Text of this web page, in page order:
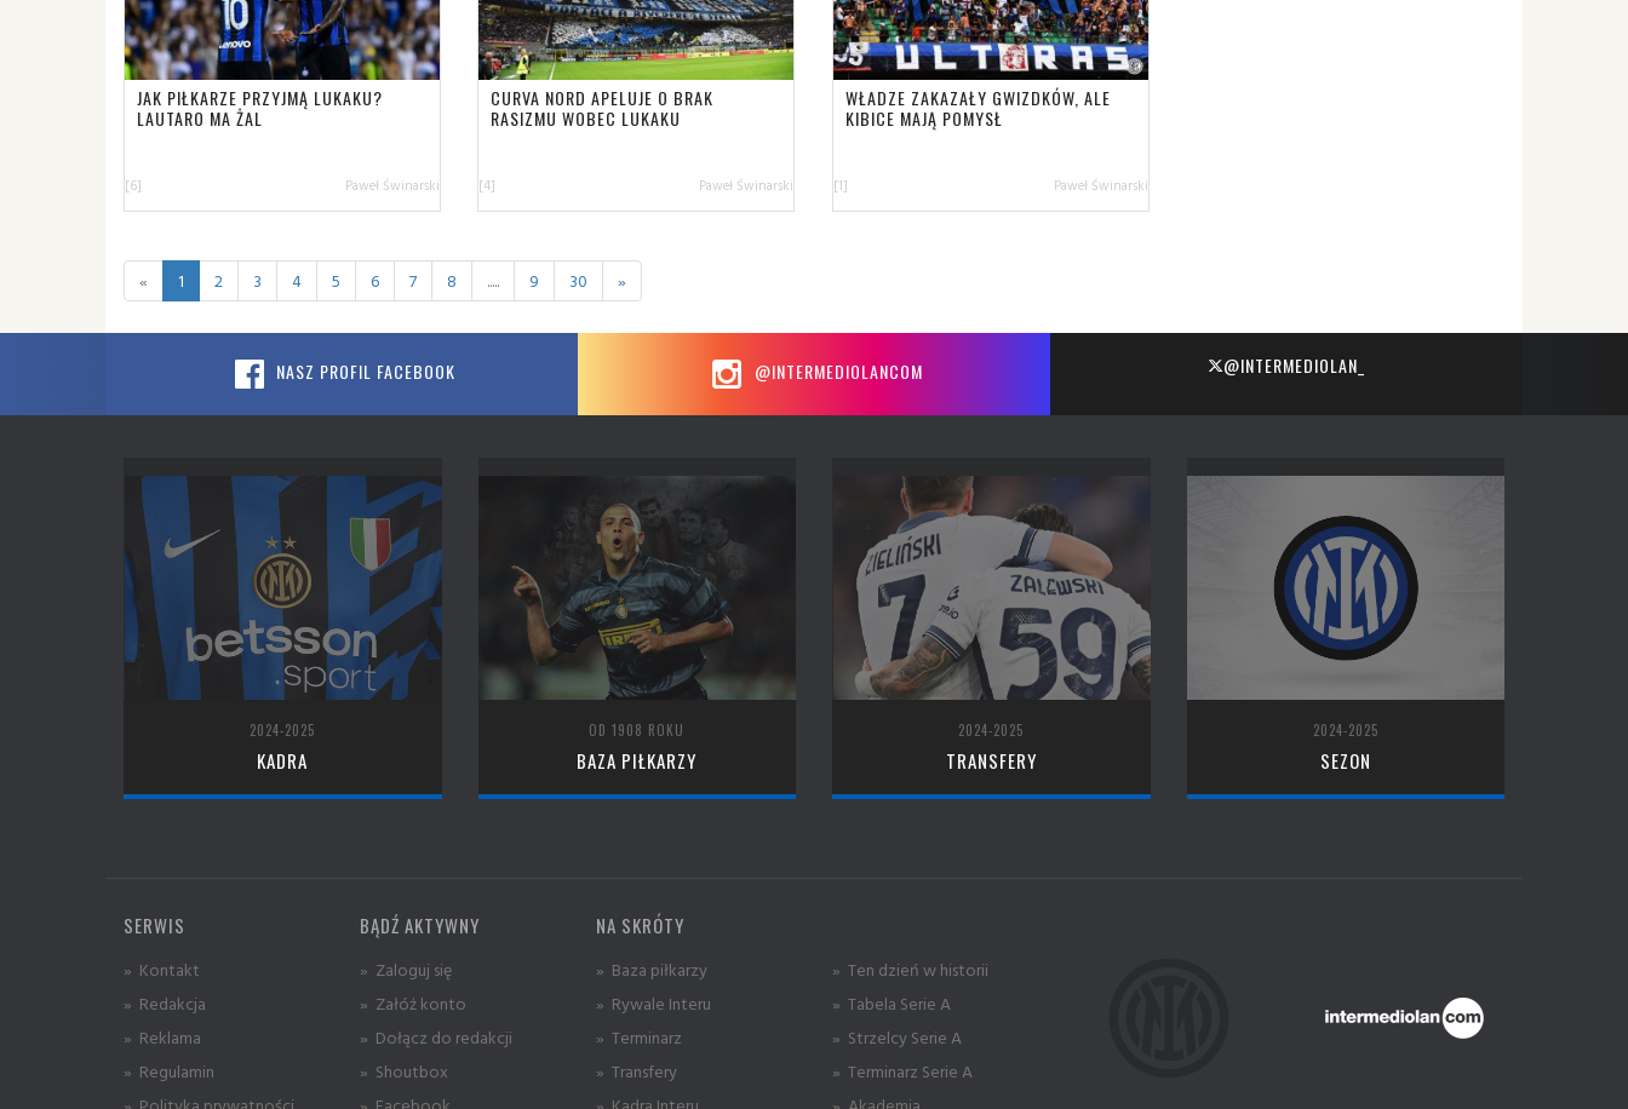
JAK PIŁKARZE PRZYJMĄ LUKAKU?
LAUTARO MA ŻAL
[6] Paweł Świnarski
CURVA NORD APELUJE O BRAK
RASIZMU WOBEC LUKAKU
[4] Paweł Świnarski
WŁADZE ZAKAZAŁY GWIZDKÓW, ALE
KIBICE MAJĄ POMYSŁ
[1] Paweł Świnarski
« 1 2 3 4 5 6 7 8 ..... 9 30 »
NASZ PROFIL FACEBOOK @INTERMEDIOLANCOM @INTERMEDIOLAN_
2024-2025
KADRA
OD 1908 ROKU
BAZA PIŁKARZY
2024-2025
TRANSFERY
2024-2025
SEZON
SERWIS
» Kontakt
» Redakcja
» Reklama
» Regulamin
BĄDŹ AKTYWNY
» Zaloguj się
» Załóż konto
» Dołącz do redakcji
» Shoutbox
NA SKRÓTY
» Baza piłkarzy
» Rywale Interu
» Terminarz
» Transfery
» Ten dzień w historii
» Tabela Serie A
» Strzelcy Serie A
» Terminarz Serie A